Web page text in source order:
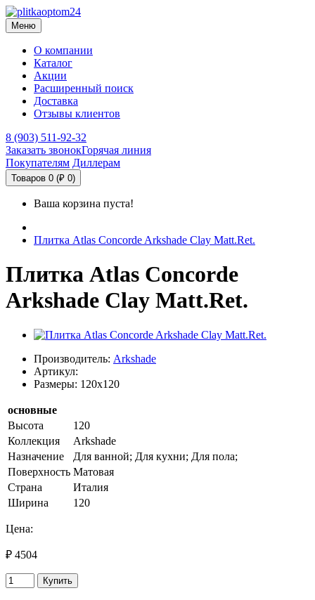
Меню
О компании
Каталог
Акции
Расширенный поиск
Доставка
Отзывы клиентов
8 (903) 511-92-32
Заказать звонокГорячая линия
Покупателям Диллерам
Товаров 0 (₽ 0)
Ваша корзина пуста!
Плитка Atlas Concorde Arkshade Clay Matt.Ret.
Плитка Atlas Concorde
Arkshade Clay Matt.Ret.
Производитель: Arkshade
Артикул:
Размеры: 120x120
основные
Высота
120
Коллекция
Arkshade
Назначение
Для ванной; Для кухни; Для пола;
Поверхность Матовая
Страна
Италия
Ширина
120
Цена:
₽ 4504
Купить